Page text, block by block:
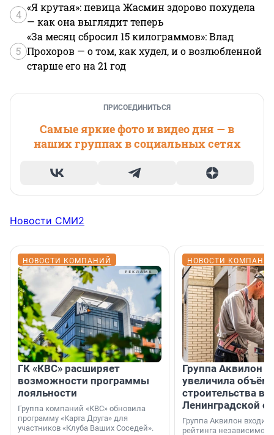
4
«Я крутая»: певица Жасмин здорово похудела
— как она выглядит теперь
5
«За месяц сбросил 15 килограммов»: Влад
Прохоров — о том, как худел, и о возлюбленной
старше его на 21 год
ПРИСОЕДИНИТЬСЯ
Самые яркие фото и видео дня — в
наших группах в социальных сетях
Новости СМИ2
НОВОСТИ КОМПАНИЙ
ГК «КВС» расширяет
возможности программы
лояльности
Группа компаний «КВС» обновила
программу «Карта Друга» для
участников «Клуба Ваших Соседей».
НОВОСТИ
Группа Аквилон
увеличила объём
строительства в
Ленинградской
Группа Аквилон входит
рейтинга независимого